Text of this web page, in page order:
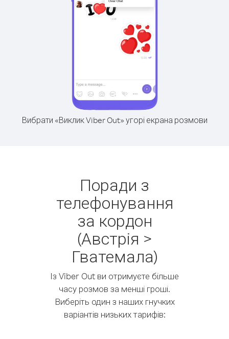
Вибрати «Виклик Viber Out» угорі екрана розмови
Поради з
телефонування
за кордон
(Австрія >
Гватемала)
Із Viber Out ви отримуєте більше
часу розмов за менші гроші.
Виберіть один з наших гнучких
варіантів низьких тарифів: